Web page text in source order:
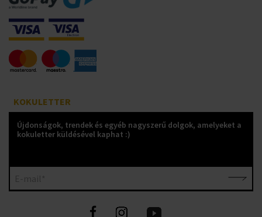
KOKULETTER
Újdonságok, trendek és egyéb nagyszerű dolgok, amelyeket a
kokuletter küldésével kaphat :)